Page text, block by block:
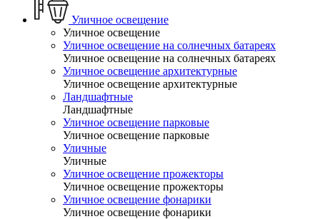
Уличное освещение
Уличное освещение
Уличное освещение на солнечных батареях
Уличное освещение на солнечных батареях
Уличное освещение архитектурные
Уличное освещение архитектурные
Ландшафтные
Ландшафтные
Уличное освещение парковые
Уличное освещение парковые
Уличные
Уличные
Уличное освещение прожекторы
Уличное освещение прожекторы
Уличное освещение фонарики
Уличное освещение фонарики